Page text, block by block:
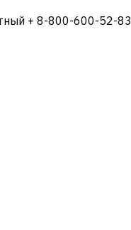
+ 8-800-600-52-83